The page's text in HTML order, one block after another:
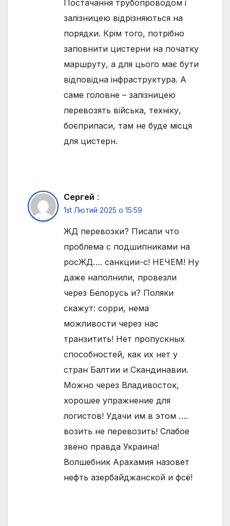
Постачання трубопроводом і
залізницею відрізняються на
порядки. Крім того, потрібно
заповнити цистерни на початку
маршруту, а для цього має бути
відповідна інфраструктура. А
саме головне – залізницею
перевозять війська, техніку,
боєприпаси, там не буде місця
для цистерн.
Сергей :
1st Лютий 2025 о 15:59
ЖД перевозки? Писали что
проблема с подшипниками на
росЖД…. санкции-с! НЕЧЕМ! Ну
даже наполнили, провезли
через Белорусь и? Поляки
скажут: сорри, нема
можливости через нас
транзитить! Нет пропускных
способностей, как их нет у
стран Балтии и Скандинавии.
Можно через Владивосток,
хорошее упражнение для
логистов! Удачи им в этом ….
возить не перевозить! Слабое
звено правда Украина!
Волшебник Арахамия назовет
нефть азербайджанской и фсё!